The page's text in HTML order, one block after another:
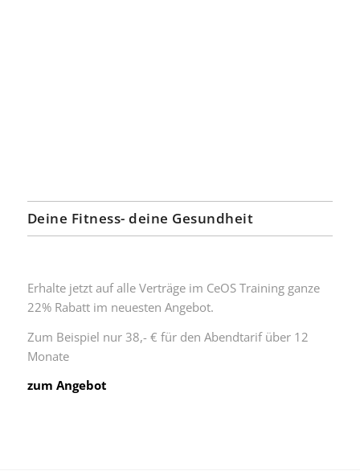
Deine Fitness- deine Gesundheit
Erhalte jetzt auf alle Verträge im CeOS Training ganze
22% Rabatt im neuesten Angebot.
Zum Beispiel nur 38,- € für den Abendtarif über 12
Monate
zum Angebot